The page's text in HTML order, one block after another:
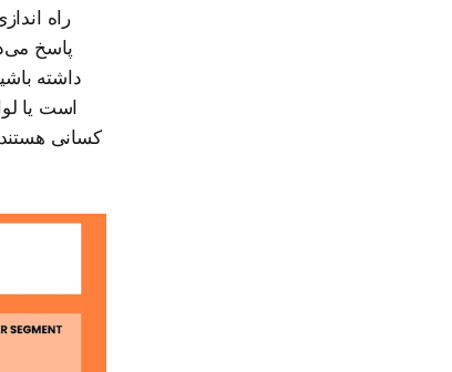
راه
پاسخ
داشته
است یا
کسانی